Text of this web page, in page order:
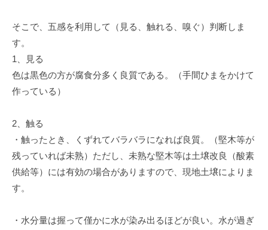
そこで、五感を利用して（見る、触れる、嗅ぐ）判断しま
す。
1、見る
色は黒色の方が腐食分多く良質である。（手間ひまをかけて
作っている）
2、触る
・触ったとき、くずれてバラバラになれば良質。（堅木等が
残っていれば未熟）ただし、未熟な堅木等は土壌改良（酸素
供給等）には有効の場合がありますので、現地土壌によりま
す。
・水分量は握って僅かに水が染み出るほどが良い。水が過ぎ